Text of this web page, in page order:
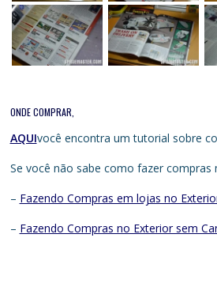
ONDE COMPRAR,
AQUIvocê encontra um tutorial sobre
Se você não sabe como fazer
– Fazendo Compras em lojas no
– Fazendo Compras no Exterior sem